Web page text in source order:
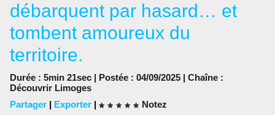
débarquent par hasard… et
tombent amoureux du
territoire.
Durée : 5min 21sec | Postée : 04/09/2025 | Chaîne :
Découvrir Limoges
Partager | Exporter |
Notez